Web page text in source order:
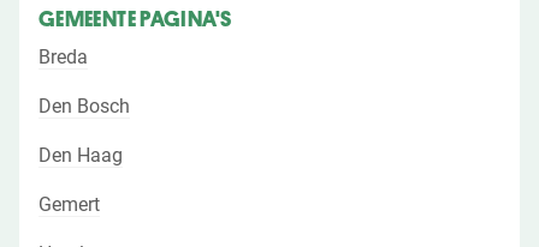
GEMEENTE PAGINA'S
Breda
Den Bosch
Den Haag
Gemert